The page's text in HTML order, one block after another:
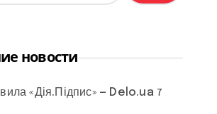
новости
«Дія.Підпис» — Delo.ua 7